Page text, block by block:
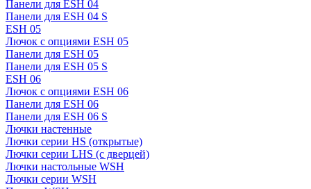
Панели для ESH 04
Панели для ESH 04 S
ESH 05
Лючок с опциями ESH 05
Панели для ESH 05
Панели для ESH 05 S
ESH 06
Лючок с опциями ESH 06
Панели для ESH 06
Панели для ESH 06 S
Лючки настенные
Лючки серии HS (открытые)
Лючки серии LHS (с дверцей)
Лючки настольные WSH
Лючки серии WSH